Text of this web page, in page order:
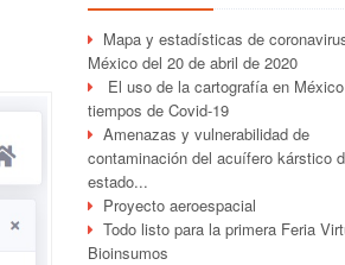
Mapa y estadísticas de
México del 20 de abril de 2020
El uso de la cartografía en
tiempos de Covid-19
Amenazas y vulnerabilidad de
contaminación del acuífero kárstico
estado...
Proyecto aeroespacial
Todo listo para la primera Feria
Bioinsumos